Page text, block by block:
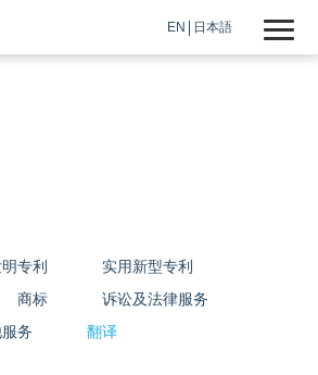
EN 日本語
专利
实用新型专利
商标
诉讼及法律服务
务 翻译